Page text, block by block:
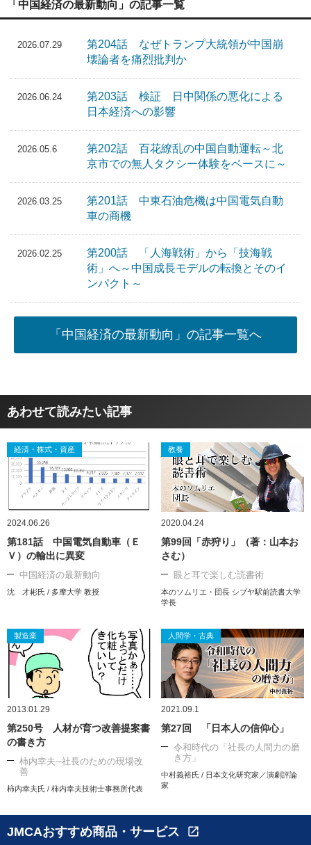
「中国経済の最新動向」の記事一覧
2026.07.29
第204話 なぜトランプ大統領が中国崩
壊論者を痛烈批判か
2026.06.24
第203話 検証 日中関係の悪化による
日本経済への影響
2026.05.6
第202話 百花繚乱の中国自動運転～北
京市での無人タクシー体験をベースに～
2026.03.25
第201話 中東石油危機は中国電気自動
車の商機
2026.02.25
第200話 「人海戦術」から「技海戦
術」へ～中国成長モデルの転換とそのイ
ンパクト～
「中国経済の最新動向」の記事一覧へ
あわせて読みたい記事
経済・株式・資産
2024.06.26
第181話 中国電気自動車（Ｅ
Ｖ）の輸出に異変
中国経済の最新動向
沈 才彬氏 / 多摩大学 教授
教養
2020.04.24
第99回「赤狩り」（著：山本お
さむ）
眼と耳で楽しむ読書術
本のソムリエ・団長 シブヤ駅前読書大学
学長
製造業
2013.01.29
第250号 人材が育つ改善提案書
の書き方
柿内幸夫─社長のための現場改
善
柿内幸夫氏 / 柿内幸夫技術士事務所代表
人間学・古典
2021.09.1
第27回 「日本人の信仰心」
令和時代の「社長の人間力の磨
き方」
中村義裕氏 / 日本文化研究家／演劇評論
家
JMCAおすすめ商品・サービス open_in_new